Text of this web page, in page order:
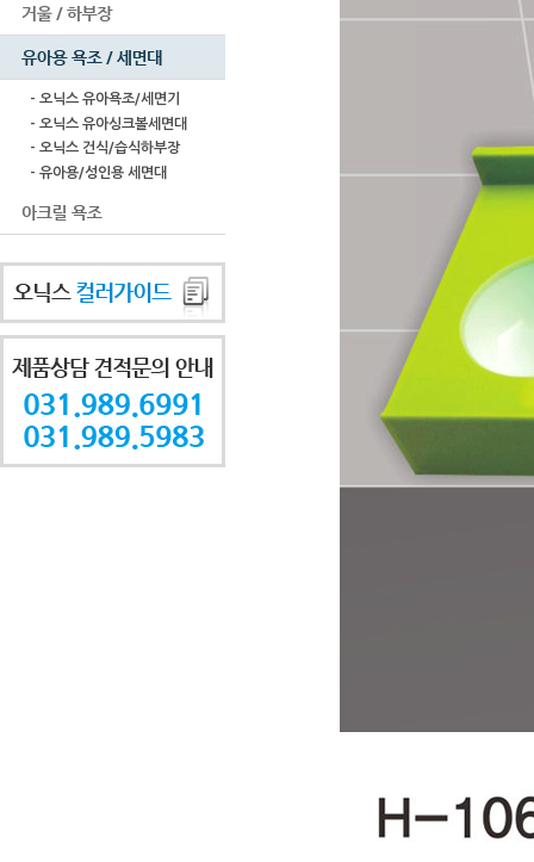
- 오닉스 유아욕조/세면기
- 오닉스 유아싱크볼세면대
- 오닉스 건식/습식하부장
- 유아용/성인용 세면대